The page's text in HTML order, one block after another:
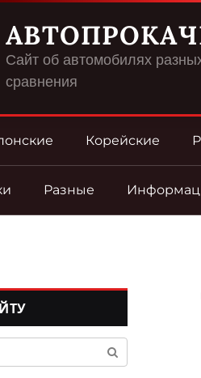
Сайт об автомобилях
сравнения
Корейские
Разные